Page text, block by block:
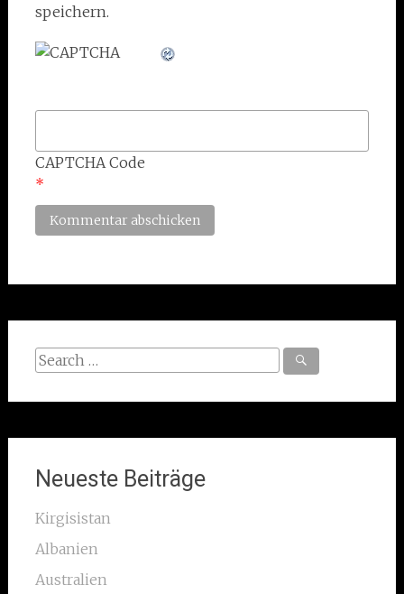
speichern.
CAPTCHA Code
*
Search
Neueste Beiträge
Kirgisistan
Albanien
Australien